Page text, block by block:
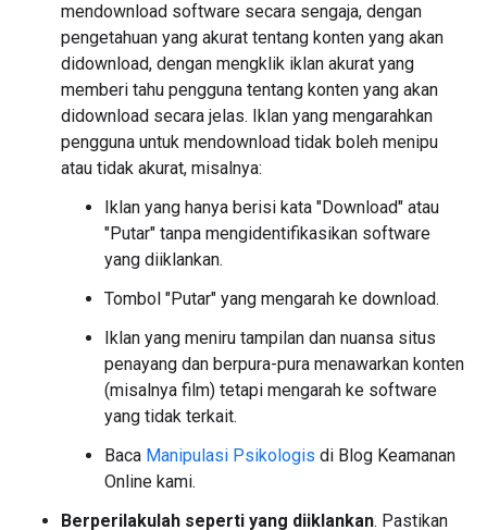
mendownload software secara sengaja, dengan
pengetahuan yang akurat tentang konten yang akan
didownload, dengan mengklik iklan akurat yang
memberi tahu pengguna tentang konten yang akan
didownload secara jelas. Iklan yang mengarahkan
pengguna untuk mendownload tidak boleh menipu
atau tidak akurat, misalnya:
Iklan yang hanya berisi kata "Download" atau
"Putar" tanpa mengidentifikasikan software
yang diiklankan.
Tombol "Putar" yang mengarah ke download.
Iklan yang meniru tampilan dan nuansa situs
penayang dan berpura-pura menawarkan konten
(misalnya film) tetapi mengarah ke software
yang tidak terkait.
Baca Manipulasi Psikologis di Blog Keamanan
Online kami.
Berperilakulah seperti yang diiklankan. Pastikan